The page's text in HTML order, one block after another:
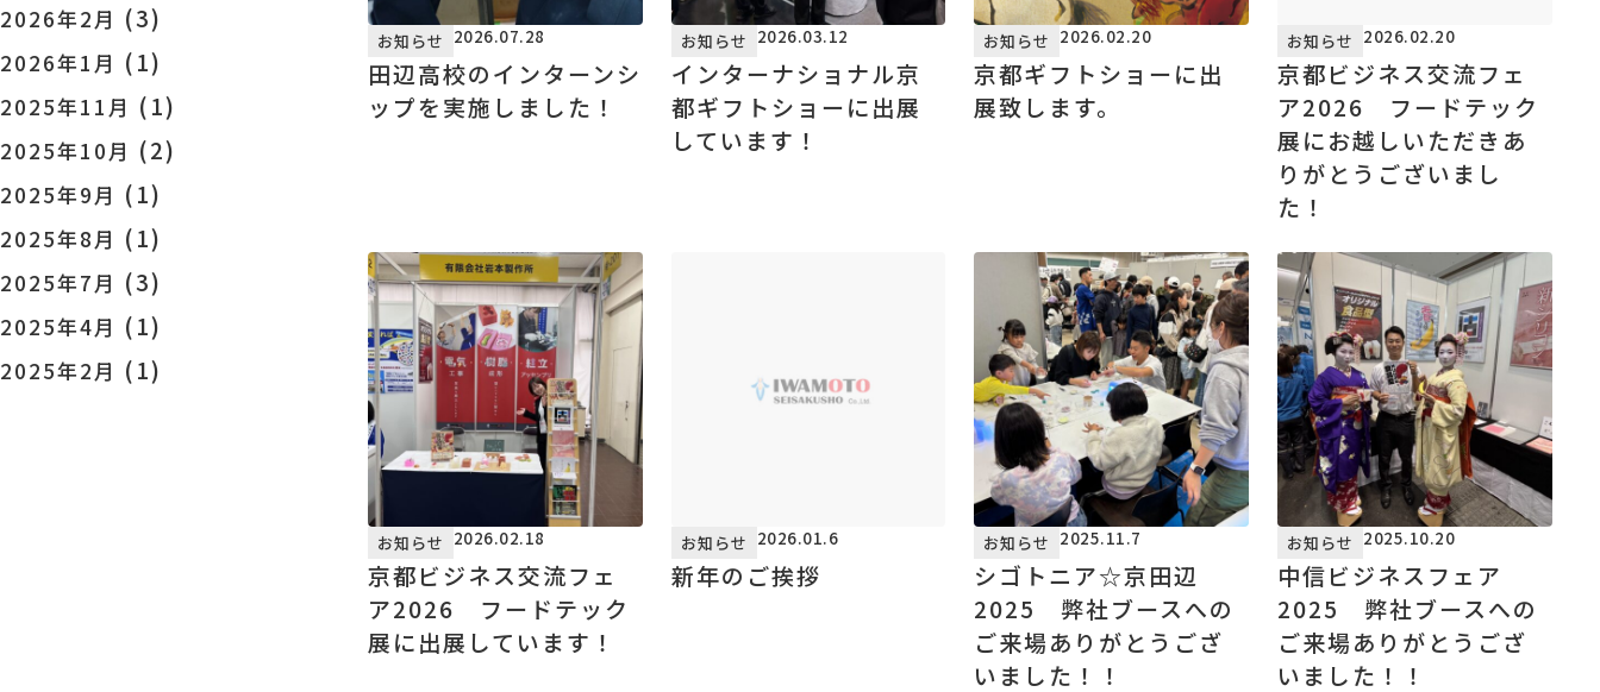
2026年2月 (3)
2026年1月 (1)
2025年11月 (1)
2025年10月 (2)
2025年9月 (1)
2025年8月 (1)
2025年7月 (3)
2025年4月 (1)
2025年2月 (1)
お知らせ 2026.07.28
田辺高校のインターンシ
ップを実施しました！
お知らせ 2026.03.12
インターナショナル京
都ギフトショーに出展
しています！
お知らせ 2026.02.20
京都ギフトショーに出
展致します。
お知らせ 2026.02.20
京都ビジネス交流フェ
ア2026 フードテック
展にお越しいただきあ
りがとうございまし
た！
お知らせ 2026.02.18
京都ビジネス交流フェ
ア2026 フードテック
展に出展しています！
お知らせ 2026.01.6
新年のご挨拶
お知らせ 2025.11.7
シゴトニア☆京田辺
2025 弊社ブースへの
ご来場ありがとうござ
いました！！
お知らせ 2025.10.20
中信ビジネスフェア
2025 弊社ブースへの
ご来場ありがとうござ
いました！！